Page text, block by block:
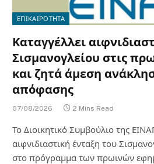
ΕΠΙΚΑΙΡΟΤΗΤΑ
Καταγγέλλει
Σισμανογλείου στις
και ζητά άμεση
απόφασης
07/08/2026 2 Mins Read
Το Διοικητικό Συμβούλιο της
αιφνιδιαστική ένταξη του
στο πρόγραμμα των πρωινών